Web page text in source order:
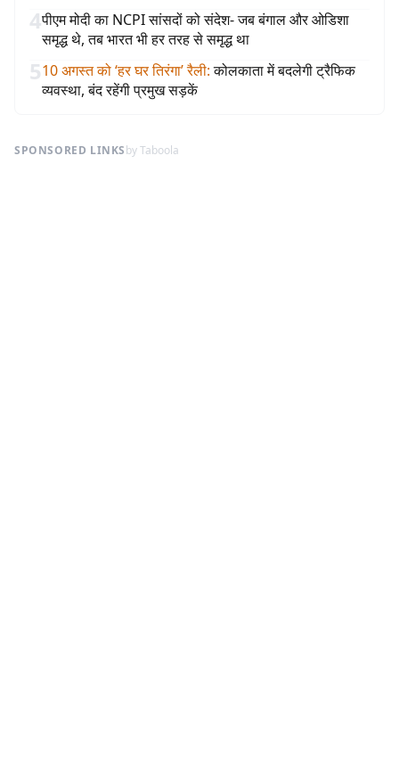
4पीएम मोदी का NCPI सांसदों को संदेश- जब बंगाल और ओडिशा
समृद्ध थे, तब भारत भी हर तरह से समृद्ध था
510 अगस्त को ‘हर घर तिरंगा’ रैली: कोलकाता में बदलेगी ट्रैफिक
व्यवस्था, बंद रहेंगी प्रमुख सड़कें
SPONSORED LINKSby Taboola